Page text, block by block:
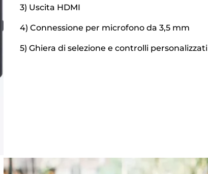
3) Uscita HDMI
4) Connessione per microfono da 3,5 mm
5) Ghiera di selezione e controlli personalizzati